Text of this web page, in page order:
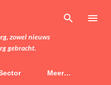
zowel nieuws
gebracht.
Meer…